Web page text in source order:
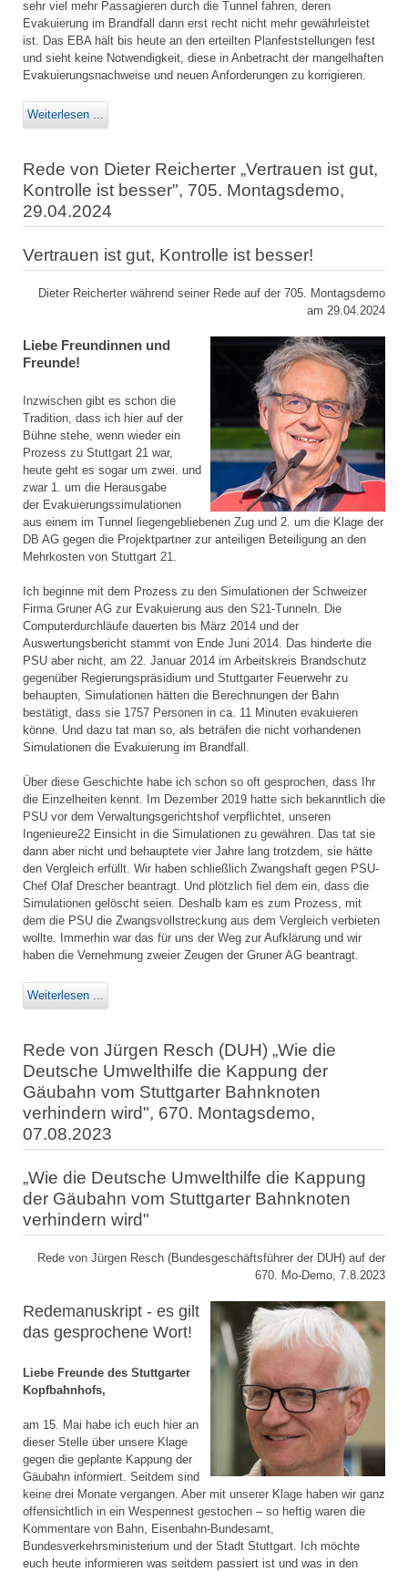
sehr viel mehr Passagieren durch die Tunnel fahren, deren
Evakuierung im Brandfall dann erst recht nicht mehr gewährleistet
ist. Das EBA hält bis heute an den erteilten Planfeststellungen fest
und sieht keine Notwendigkeit, diese in Anbetracht der mangelhaften
Evakuierungsnachweise und neuen Anforderungen zu korrigieren.
Weiterlesen ...
Rede von Dieter Reicherter „Vertrauen ist gut,
Kontrolle ist besser", 705. Montagsdemo,
29.04.2024
Vertrauen ist gut, Kontrolle ist besser!
Dieter Reicherter während seiner Rede auf der 705. Montagsdemo
am 29.04.2024
Liebe Freundinnen und
Freunde!
Inzwischen gibt es schon die
Tradition, dass ich hier auf der
Bühne stehe, wenn wieder ein
Prozess zu Stuttgart 21 war,
heute geht es sogar um zwei. und
zwar 1. um die Herausgabe
der Evakuierungssimulationen
aus einem im Tunnel liegengebliebenen Zug und 2. um die Klage der
DB AG gegen die Projektpartner zur anteiligen Beteiligung an den
Mehrkosten von Stuttgart 21.
Ich beginne mit dem Prozess zu den Simulationen der Schweizer
Firma Gruner AG zur Evakuierung aus den S21-Tunneln. Die
Computerdurchläufe dauerten bis März 2014 und der
Auswertungsbericht stammt von Ende Juni 2014. Das hinderte die
PSU aber nicht, am 22. Januar 2014 im Arbeitskreis Brandschutz
gegenüber Regierungspräsidium und Stuttgarter Feuerwehr zu
behaupten, Simulationen hätten die Berechnungen der Bahn
bestätigt, dass sie 1757 Personen in ca. 11 Minuten evakuieren
könne. Und dazu tat man so, als beträfen die nicht vorhandenen
Simulationen die Evakuierung im Brandfall.
Über diese Geschichte habe ich schon so oft gesprochen, dass Ihr
die Einzelheiten kennt. Im Dezember 2019 hatte sich bekanntlich die
PSU vor dem Verwaltungsgerichtshof verpflichtet, unseren
Ingenieure22 Einsicht in die Simulationen zu gewähren. Das tat sie
dann aber nicht und behauptete vier Jahre lang trotzdem, sie hätte
den Vergleich erfüllt. Wir haben schließlich Zwangshaft gegen PSU-
Chef Olaf Drescher beantragt. Und plötzlich fiel dem ein, dass die
Simulationen gelöscht seien. Deshalb kam es zum Prozess, mit
dem die PSU die Zwangsvollstreckung aus dem Vergleich verbieten
wollte. Immerhin war das für uns der Weg zur Aufklärung und wir
haben die Vernehmung zweier Zeugen der Gruner AG beantragt.
Weiterlesen ...
Rede von Jürgen Resch (DUH) „Wie die
Deutsche Umwelthilfe die Kappung der
Gäubahn vom Stuttgarter Bahnknoten
verhindern wird", 670. Montagsdemo,
07.08.2023
„Wie die Deutsche Umwelthilfe die Kappung
der Gäubahn vom Stuttgarter Bahnknoten
verhindern wird"
Rede von Jürgen Resch (Bundesgeschäftsführer der DUH) auf der
670. Mo-Demo, 7.8.2023
Redemanuskript - es gilt
das gesprochene Wort!
Liebe Freunde des Stuttgarter
Kopfbahnhofs,
am 15. Mai habe ich euch hier an
dieser Stelle über unsere Klage
gegen die geplante Kappung der
Gäubahn informiert. Seitdem sind
keine drei Monate vergangen. Aber mit unserer Klage haben wir ganz
offensichtlich in ein Wespennest gestochen – so heftig waren die
Kommentare von Bahn, Eisenbahn-Bundesamt,
Bundesverkehrsministerium und der Stadt Stuttgart. Ich möchte
euch heute informieren was seitdem passiert ist und was in den